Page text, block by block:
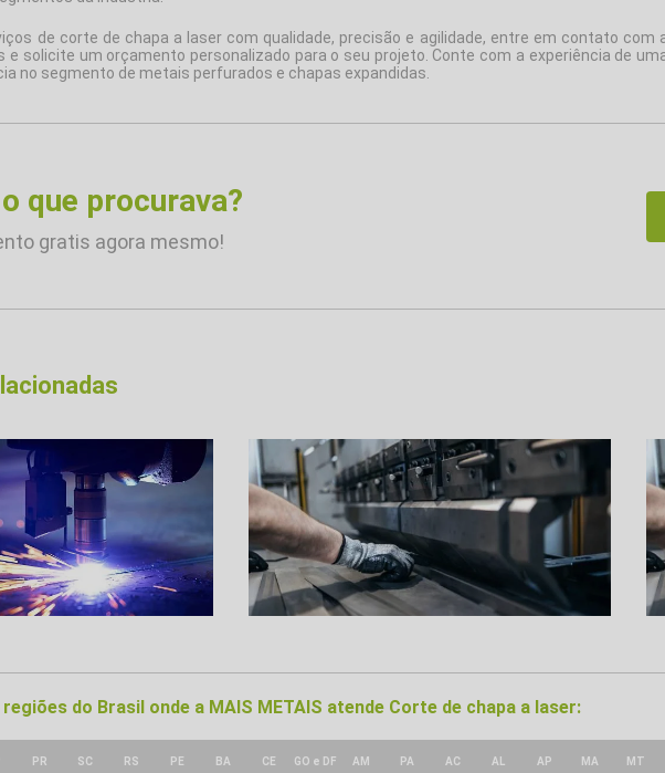
de corte de chapa a laser com qualidade, precisão e agilidade, entre em contato com
e solicite um orçamento personalizado para o seu projeto. Conte com a experiência de
no segmento de metais perfurados e chapas expandidas.
que procurava?
gratis agora mesmo!
do Brasil onde a MAIS METAIS atende Corte de chapa a laser:
PR SC RS PE BA CE GO e DF AM PA AC AL AP MA MT